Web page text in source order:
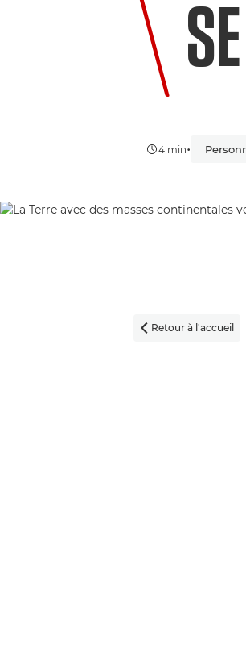
4 min•
 Retour à l'accueil